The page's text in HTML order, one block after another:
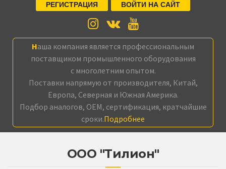
РЕГИСТРАЦИЯ ВОЙТИ НА САЙТ
Наша компания является профессиональным
поставщиком промышленного оборудования
с многолетним опытом.
Поставки напрямую от производителя, Китай,
Европа, Северная и Южная Америка.
Подбор аналогов, OEM, сертификация, кратчайшие
сроки.Подробнее
ООО "Тилион"